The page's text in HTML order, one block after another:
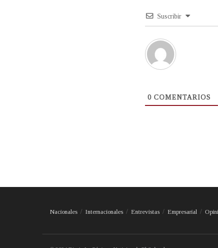
Suscribir
0 COMENTARIOS
Nacionales Internacionales Entrevistas Empresarial